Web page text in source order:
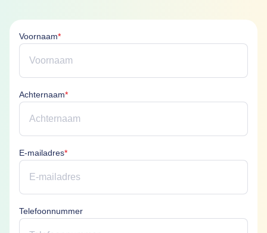
Voornaam*Voornaam is verplicht
Achternaam*Achternaam is verplicht
E-mailadres*E-mailadres is verplicht
Telefoonnummer